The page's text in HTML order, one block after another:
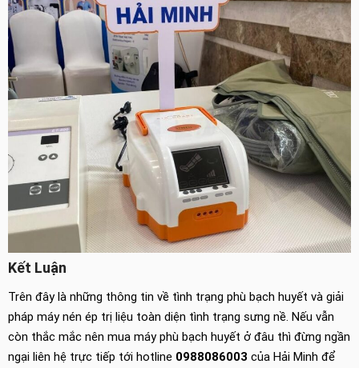
Kết Luận
Trên đây là những thông tin về tình trạng phù bạch huyết và giải
pháp máy nén ép trị liệu toàn diện tình trạng sưng nề. Nếu vẫn
còn thắc mắc nên mua máy phù bạch huyết ở đâu thì đừng ngần
ngại liên hệ trực tiếp tới hotline 0988086003 của Hải Minh để